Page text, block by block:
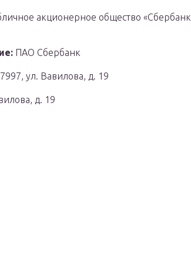
акционерное общество «Сбербанк
ПАО Сбербанк
ул. Вавилова, д. 19
д. 19